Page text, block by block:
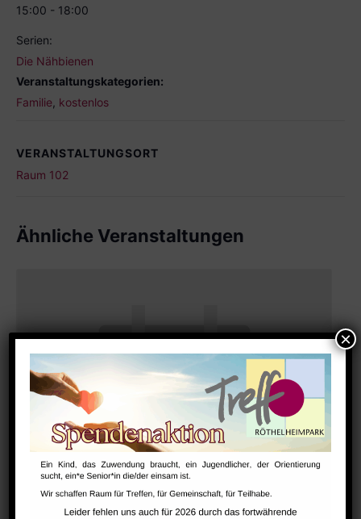
15:00 - 18:00
Serien:
Die Nähbienen
Veranstaltungskategorien:
Familie kostenlos
VERANSTALTUNGSORT
Raum 102
Ähnliche Veranstaltungen